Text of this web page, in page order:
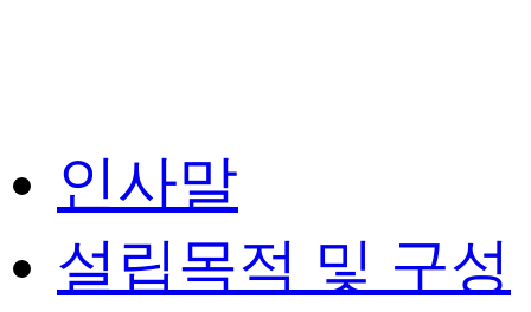
인사말
설립목적 및 구성